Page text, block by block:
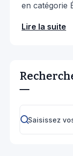
en catégorie
Lire la suite